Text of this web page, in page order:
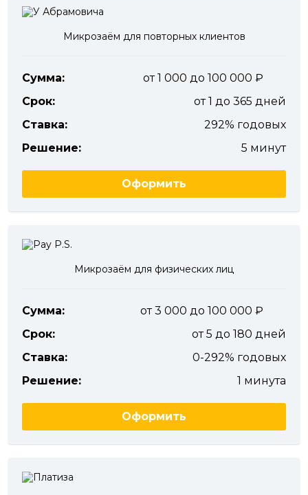
Микрозаём для повторных клиентов
Сумма:
от 1 000 до 100 000
Срок:
от 1 до 365 дней
Ставка:
292% годовых
Решение:
5 минут
Оформить
Микрозаём для физических лиц
Сумма:
от 3 000 до 100 000
Срок:
от 5 до 180 дней
Ставка:
0-292% годовых
Решение:
1 минута
Оформить